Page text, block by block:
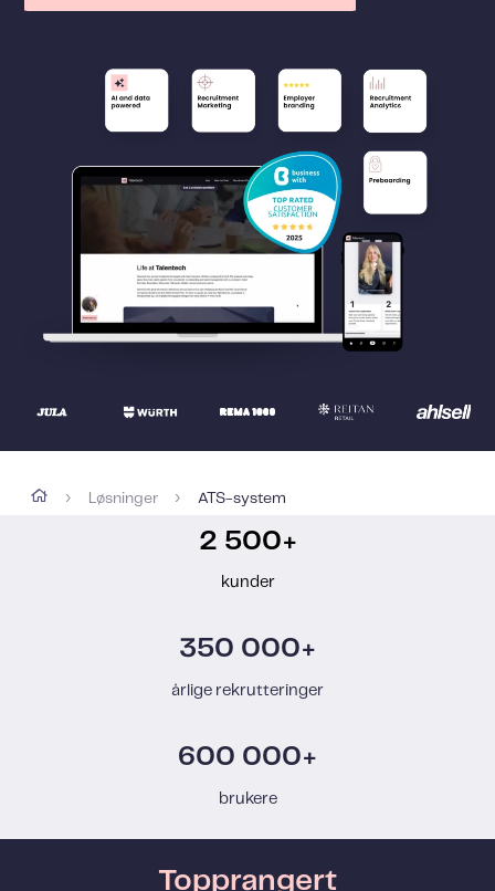
› Løsninger › ATS-system
2 500+
kunder
350 000+
årlige rekrutteringer
600 000+
brukere
Topprangert